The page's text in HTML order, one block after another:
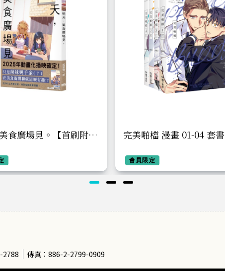
食廣場見。【首刷附錄 完美啪檔 漫畫 01-04 套書
會員限定
2788 傳真：886-2-2799-0909